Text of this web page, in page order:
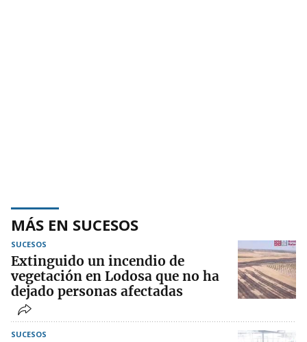
MÁS EN SUCESOS
SUCESOS
Extinguido un incendio de
vegetación en Lodosa que no ha
dejado personas afectadas
SUCESOS